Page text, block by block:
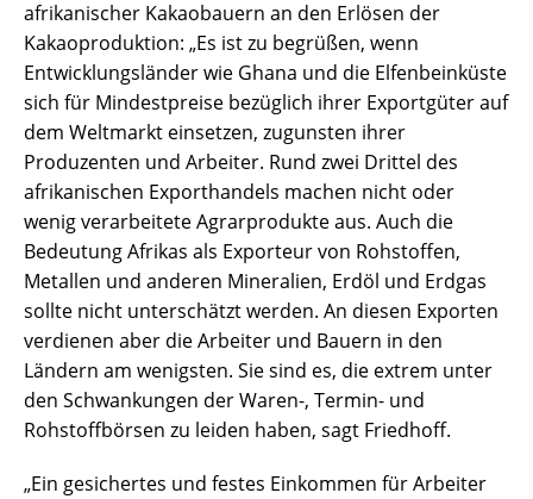
afrikanischer Kakaobauern an den Erlösen der
Kakaoproduktion: „Es ist zu begrüßen, wenn
Entwicklungsländer wie Ghana und die Elfenbeinküste
sich für Mindestpreise bezüglich ihrer Exportgüter auf
dem Weltmarkt einsetzen, zugunsten ihrer
Produzenten und Arbeiter. Rund zwei Drittel des
afrikanischen Exporthandels machen nicht oder
wenig verarbeitete Agrarprodukte aus. Auch die
Bedeutung Afrikas als Exporteur von Rohstoffen,
Metallen und anderen Mineralien, Erdöl und Erdgas
sollte nicht unterschätzt werden. An diesen Exporten
verdienen aber die Arbeiter und Bauern in den
Ländern am wenigsten. Sie sind es, die extrem unter
den Schwankungen der Waren-, Termin- und
Rohstoffbörsen zu leiden haben, sagt Friedhoff.
„Ein gesichertes und festes Einkommen für Arbeiter